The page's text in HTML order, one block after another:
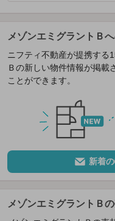
メゾンエミグラントＢ
ニフティ不動産が提携する
Ｂの新しい物件情報が掲載
ことができます。
新着
メゾンエミグラントＢ